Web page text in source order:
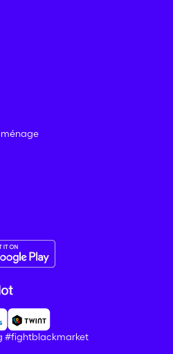
ménage
#fightblackmarket